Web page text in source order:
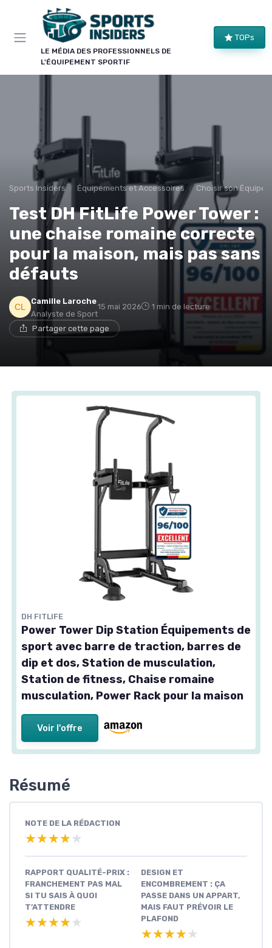
LE MÉDIA DES PROFESSIONNELS DE
L'ÉQUIPEMENT SPORTIF
TOPs
Sports Insiders Équipements et Accessoires Choisir son
Test DH FitLife Power Tower :
une chaise romaine correcte
pour la maison, mais pas sans
défauts
Camille Laroche
Analyste de Sport
15 mai 2026 1 min de lecture
Partager cette page
DH FITLIFE
Power Tower Dip Station Équipements de
sport avec barre de traction, barres de
dip et dos, Station de musculation,
Station de fitness, Chaise romaine
musculation, Power Rack pour la maison
Voir l'offre
Résumé
NOTE DE LA RÉDACTION
★★★★★
★★★★★
RAPPORT QUALITÉ-PRIX :
FRANCHEMENT PAS MAL
SI TU SAIS À QUOI
T’ATTENDRE
★★★★★
★★★★★
DESIGN ET
ENCOMBREMENT : ÇA
PASSE DANS UN APPART,
MAIS FAUT PRÉVOIR LE
PLAFOND
★★★★★
★★★★★
Panneau de gestion des cookies